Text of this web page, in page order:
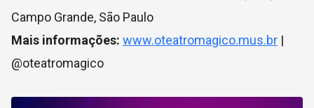
Campo Grande, São Paulo
Mais informações: www.oteatromagico.mus.br |
@oteatromagico